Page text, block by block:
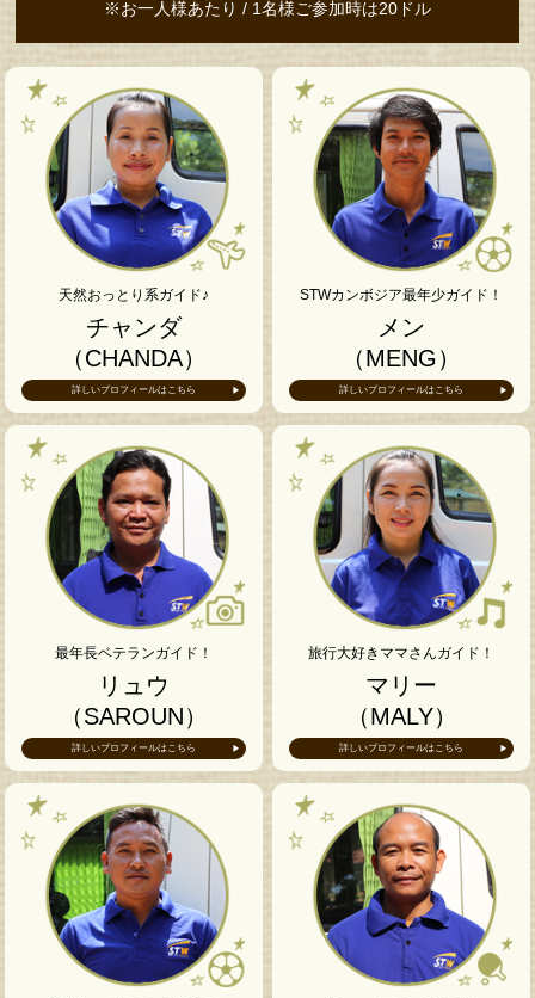
※お一人様あたり / 1名様ご参加時は20ドル
天然おっとり系ガイド♪
チャンダ
（CHANDA）
詳しいプロフィールはこちら
STWカンボジア最年少ガイド！
メン
（MENG）
詳しいプロフィールはこちら
最年長ベテランガイド！
リュウ
（SAROUN）
詳しいプロフィールはこちら
旅行大好きママさんガイド！
マリー
（MALY）
詳しいプロフィールはこちら